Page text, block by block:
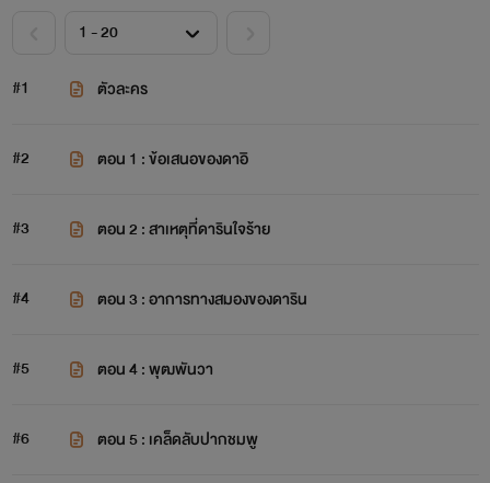
#1 ตัวละคร
#2 ตอน 1 : ข้อเสนอของดาอิ
#3 ตอน 2 : สาเหตุที่ดารินใจร้าย
#4 ตอน 3 : อาการทางสมองของดาริน
#5 ตอน 4 : พุฒพันวา
#6 ตอน 5 : เคล็ดลับปากชมพู